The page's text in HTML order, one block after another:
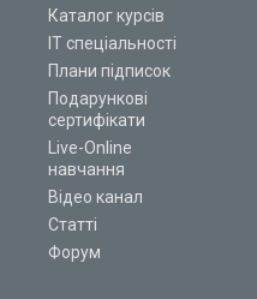
Каталог курсів
ІТ спеціальності
Плани підписок
Подарункові
сертифікати
Live-Online
навчання
Відео канал
Статті
Форум